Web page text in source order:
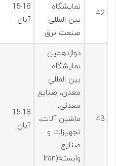
42
نمایشگاه
بین المللی
صنعت برق
15-18
آبان
43
دوازدهمين
نمايشگاه
بين المللي
معدن، صنایع
معدنی،
ماشين آلات،
تجهیزات و
صنایع
وابسته(Iran
15-18
آبان